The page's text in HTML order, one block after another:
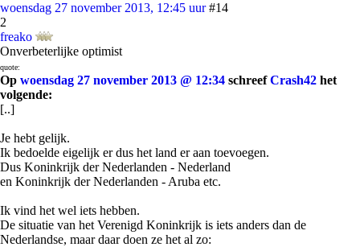
woensdag 27 november 2013, 12:45 uur #14
2
freako
Onverbeterlijke optimist
quote:
Op woensdag 27 november 2013 @ 12:34 schreefCrash42 het
volgende:
[..]
Je hebt gelijk.
Ik bedoelde eigelijk er dus het land er aan toevoegen.
Dus Koninkrijk der Nederlanden - Nederland
en Koninkrijk der Nederlanden - Aruba etc.
Ik vind het wel iets hebben.
De situatie van het Verenigd Koninkrijk is iets anders dan de
Nederlandse, maar daar doen ze het al zo: